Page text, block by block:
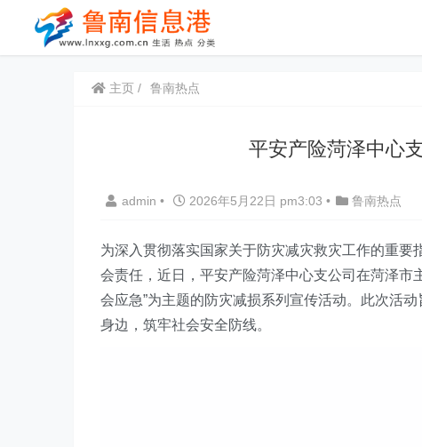
主页 鲁南热点
平安产险菏泽中心
admin • 2026年5月22日 pm3:03 • 鲁南热点
为深入贯彻落实国家关于防灾减灾救灾工作的重
会责任， 近日， 平安产险菏泽中心支公司在菏泽市
会应急”为主题的防灾减损系列宣传活动。此次活
身边，筑牢社会安全防线。